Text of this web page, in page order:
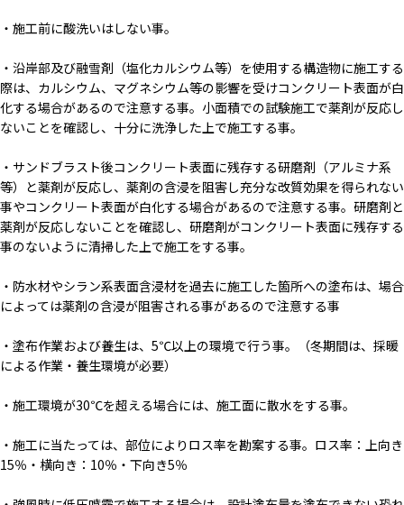
・施工前に酸洗いはしない事。
・沿岸部及び融雪剤（塩化カルシウム等）を使用する構造物に施工する
際は、カルシウム、マグネシウム等の影響を受けコンクリート表面が白
化する場合があるので注意する事。小面積での試験施工で薬剤が反応し
ないことを確認し、十分に洗浄した上で施工する事。
・サンドブラスト後コンクリート表面に残存する研磨剤（アルミナ系
等）と薬剤が反応し、薬剤の含浸を阻害し充分な改質効果を得られない
事やコンクリート表面が白化する場合があるので注意する事。研磨剤と
薬剤が反応しないことを確認し、研磨剤がコンクリート表面に残存する
事のないように清掃した上で施工をする事。
・防水材やシラン系表面含浸材を過去に施工した箇所への塗布は、場合
によっては薬剤の含浸が阻害される事があるので注意する事
・塗布作業および養生は、5℃以上の環境で行う事。（冬期間は、採暖
による作業・養生環境が必要）
・施工環境が30℃を超える場合には、施工面に散水をする事。
・施工に当たっては、部位によりロス率を勘案する事。ロス率：上向き
15％・横向き：10％・下向き5％